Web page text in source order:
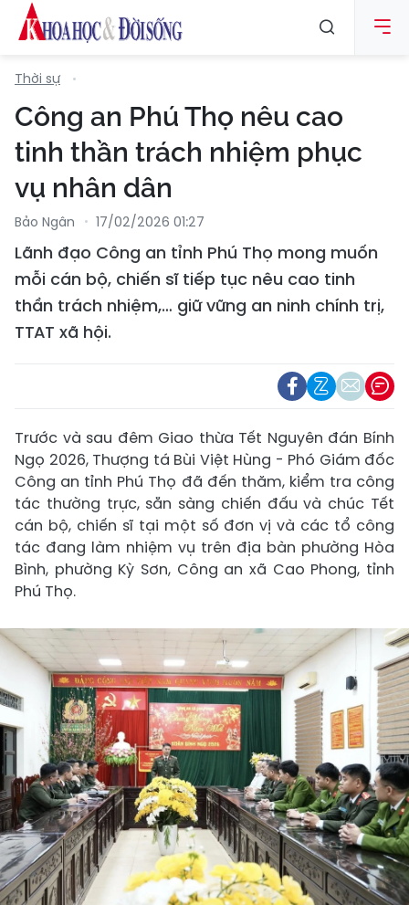
Thời sự
Công an Phú Thọ nêu cao
tinh thần trách nhiệm phục
vụ nhân dân
Bảo Ngân 17/02/2026 01:27
Lãnh đạo Công an tỉnh Phú Thọ mong muốn
mỗi cán bộ, chiến sĩ tiếp tục nêu cao tinh
thần trách nhiệm,… giữ vững an ninh chính trị,
TTAT xã hội.
Trước và sau đêm Giao thừa Tết Nguyên đán Bính
Ngọ 2026, Thượng tá Bùi Việt Hùng - Phó Giám đốc
Công an tỉnh Phú Thọ đã đến thăm, kiểm tra công
tác thường trực, sẵn sàng chiến đấu và chúc Tết
cán bộ, chiến sĩ tại một số đơn vị và các tổ công
tác đang làm nhiệm vụ trên địa bàn phường Hòa
Bình, phường Kỳ Sơn, Công an xã Cao Phong, tỉnh
Phú Thọ.